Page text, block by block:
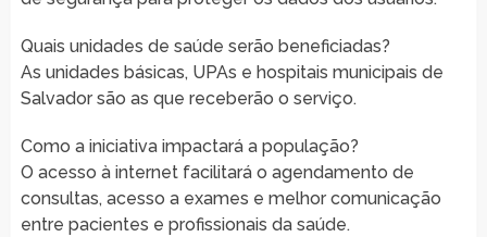
Quais unidades de saúde serão beneficiadas?
As unidades básicas, UPAs e hospitais municipais de
Salvador são as que receberão o serviço.
Como a iniciativa impactará a população?
O acesso à internet facilitará o agendamento de
consultas, acesso a exames e melhor comunicação
entre pacientes e profissionais da saúde.